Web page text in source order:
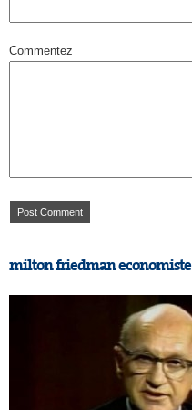
Commentez
milton friedman economiste